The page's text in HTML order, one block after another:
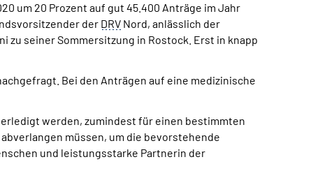
um 20 Prozent auf gut 45.400 Anträge im Jahr
der DRV Nord, anlässlich der
seiner Sommersitzung in Rostock. Erst in knapp
Bei den Anträgen auf eine medizinische
werden, zumindest für einen bestimmten
müssen, um die bevorstehende
und leistungsstarke Partnerin der